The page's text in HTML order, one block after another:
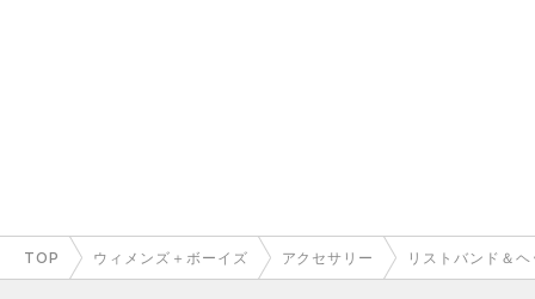
TOP ウィメンズ＋ボーイズ アクセサリー リストバンド＆